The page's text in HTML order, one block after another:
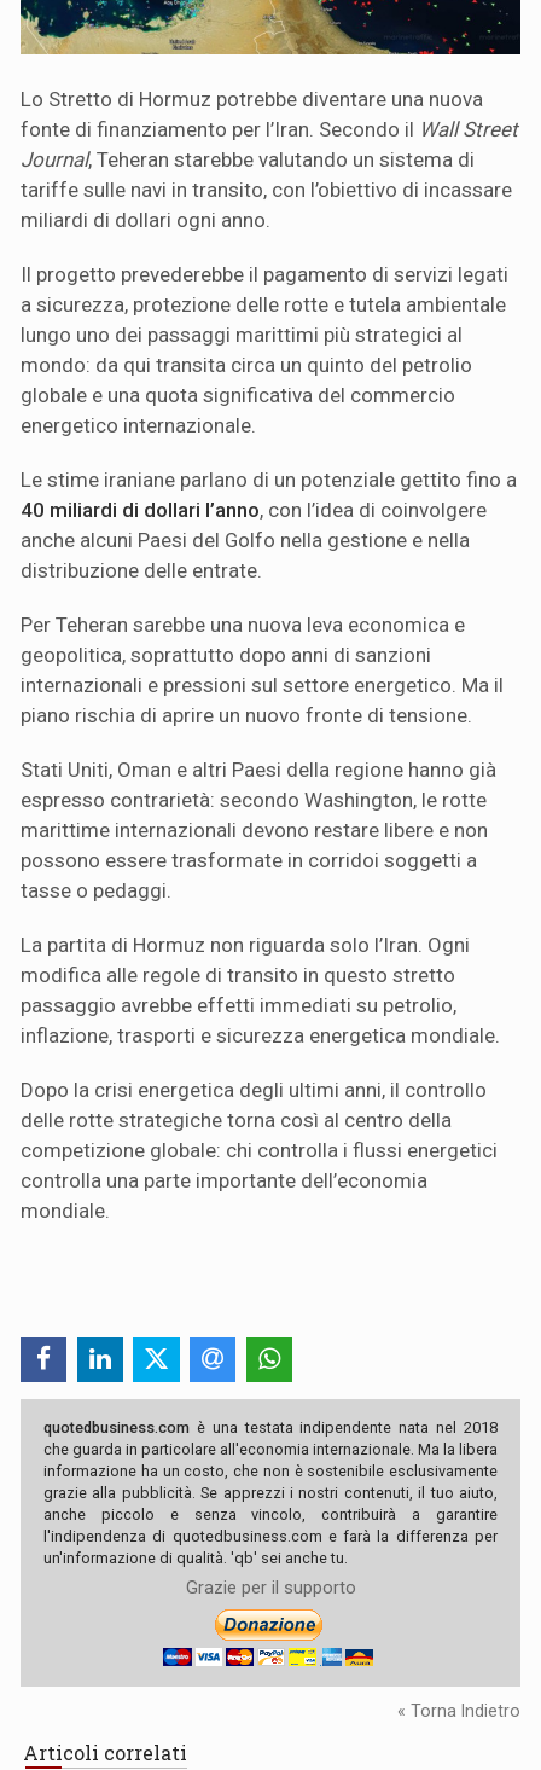
Lo Stretto di Hormuz potrebbe diventare una nuova
fonte di finanziamento per l’Iran. Secondo il Wall Street
Journal, Teheran starebbe valutando un sistema di
tariffe sulle navi in transito, con l’obiettivo di incassare
miliardi di dollari ogni anno.
Il progetto prevederebbe il pagamento di servizi legati
a sicurezza, protezione delle rotte e tutela ambientale
lungo uno dei passaggi marittimi più strategici al
mondo: da qui transita circa un quinto del petrolio
globale e una quota significativa del commercio
energetico internazionale.
Le stime iraniane parlano di un potenziale gettito fino a
40 miliardi di dollari l’anno, con l’idea di coinvolgere
anche alcuni Paesi del Golfo nella gestione e nella
distribuzione delle entrate.
Per Teheran sarebbe una nuova leva economica e
geopolitica, soprattutto dopo anni di sanzioni
internazionali e pressioni sul settore energetico. Ma il
piano rischia di aprire un nuovo fronte di tensione.
Stati Uniti, Oman e altri Paesi della regione hanno già
espresso contrarietà: secondo Washington, le rotte
marittime internazionali devono restare libere e non
possono essere trasformate in corridoi soggetti a
tasse o pedaggi.
La partita di Hormuz non riguarda solo l’Iran. Ogni
modifica alle regole di transito in questo stretto
passaggio avrebbe effetti immediati su petrolio,
inflazione, trasporti e sicurezza energetica mondiale.
Dopo la crisi energetica degli ultimi anni, il controllo
delle rotte strategiche torna così al centro della
competizione globale: chi controlla i flussi energetici
controlla una parte importante dell’economia
mondiale.
quotedbusiness.com è una testata indipendente nata nel 2018
che guarda in particolare all'economia internazionale. Ma la libera
informazione ha un costo, che non è sostenibile esclusivamente
grazie alla pubblicità. Se apprezzi i nostri contenuti, il tuo aiuto,
anche piccolo e senza vincolo, contribuirà a garantire
l'indipendenza di quotedbusiness.com e farà la differenza per
un'informazione di qualità. 'qb' sei anche tu.
Grazie per il supporto
« Torna Indietro
Articoli correlati